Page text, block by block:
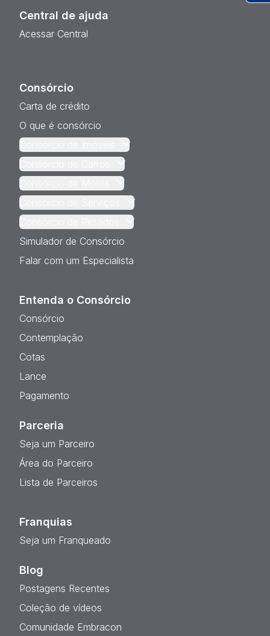
Central de ajuda
Acessar Central
Consórcio
Carta de crédito
O que é consórcio
Simulador de Consórcio
Falar com um Especialista
Entenda o Consórcio
Consórcio
Contemplação
Cotas
Lance
Pagamento
Parceria
Seja um Parceiro
Área do Parceiro
Lista de Parceiros
Franquias
Seja um Franqueado
Blog
Postagens Recentes
Coleção de vídeos
Comunidade Embracon